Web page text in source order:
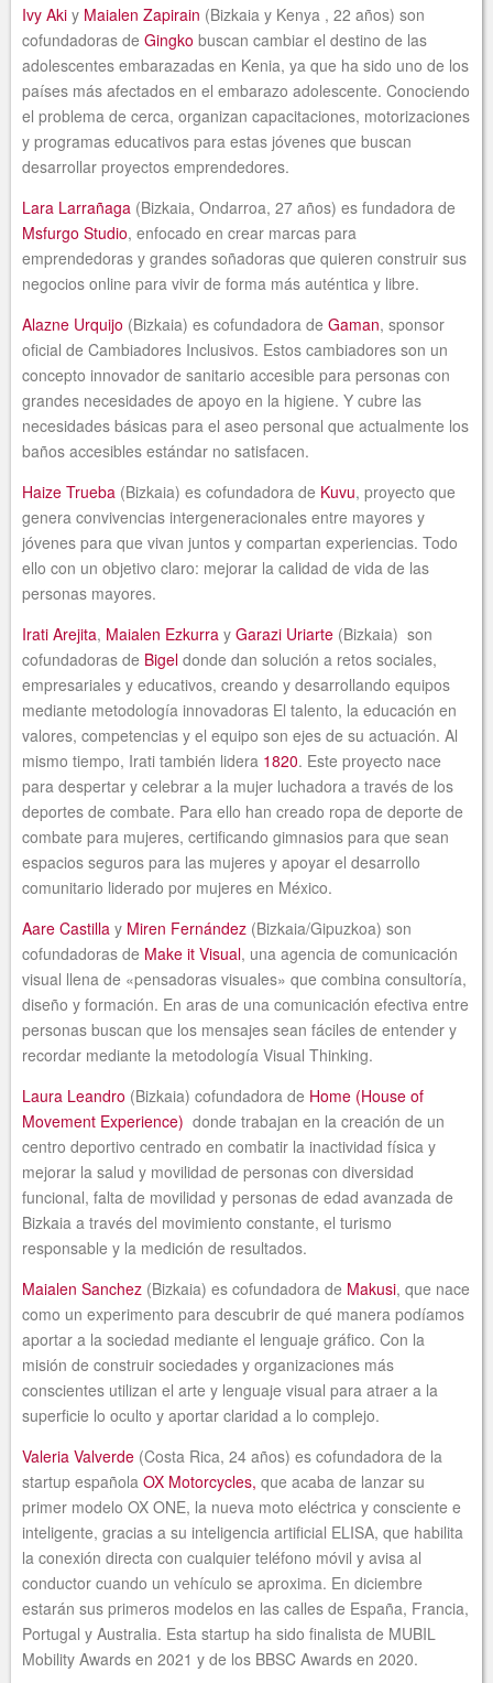
Ivy Aki y Maialen Zapirain (Bizkaia y Kenya , 22 años) son
cofundadoras de Gingko buscan cambiar el destino de las
adolescentes embarazadas en Kenia, ya que ha sido uno de los
países más afectados en el embarazo adolescente. Conociendo
el problema de cerca, organizan capacitaciones, motorizaciones
y programas educativos para estas jóvenes que buscan
desarrollar proyectos emprendedores.
Lara Larrañaga (Bizkaia, Ondarroa, 27 años) es fundadora de
Msfurgo Studio, enfocado en crear marcas para
emprendedoras y grandes soñadoras que quieren construir sus
negocios online para vivir de forma más auténtica y libre.
Alazne Urquijo (Bizkaia) es cofundadora de Gaman, sponsor
oficial de Cambiadores Inclusivos. Estos cambiadores son un
concepto innovador de sanitario accesible para personas con
grandes necesidades de apoyo en la higiene. Y cubre las
necesidades básicas para el aseo personal que actualmente los
baños accesibles estándar no satisfacen.
Haize Trueba (Bizkaia) es cofundadora de Kuvu, proyecto que
genera convivencias intergeneracionales entre mayores y
jóvenes para que vivan juntos y compartan experiencias. Todo
ello con un objetivo claro: mejorar la calidad de vida de las
personas mayores.
Irati Arejita, Maialen Ezkurra y Garazi Uriarte (Bizkaia) son
cofundadoras de Bigel donde dan solución a retos sociales,
empresariales y educativos, creando y desarrollando equipos
mediante metodología innovadoras El talento, la educación en
valores, competencias y el equipo son ejes de su actuación. Al
mismo tiempo, Irati también lidera 1820. Este proyecto nace
para despertar y celebrar a la mujer luchadora a través de los
deportes de combate. Para ello han creado ropa de deporte de
combate para mujeres, certificando gimnasios para que sean
espacios seguros para las mujeres y apoyar el desarrollo
comunitario liderado por mujeres en México.
Aare Castilla y Miren Fernández (Bizkaia/Gipuzkoa) son
cofundadoras de Make it Visual, una agencia de comunicación
visual llena de «pensadoras visuales» que combina consultoría,
diseño y formación. En aras de una comunicación efectiva entre
personas buscan que los mensajes sean fáciles de entender y
recordar mediante la metodología Visual Thinking.
Laura Leandro (Bizkaia) cofundadora de Home (House of
Movement Experience) donde trabajan en la creación de un
centro deportivo centrado en combatir la inactividad física y
mejorar la salud y movilidad de personas con diversidad
funcional, falta de movilidad y personas de edad avanzada de
Bizkaia a través del movimiento constante, el turismo
responsable y la medición de resultados.
Maialen Sanchez (Bizkaia) es cofundadora de Makusi, que nace
como un experimento para descubrir de qué manera podíamos
aportar a la sociedad mediante el lenguaje gráfico. Con la
misión de construir sociedades y organizaciones más
conscientes utilizan el arte y lenguaje visual para atraer a la
superficie lo oculto y aportar claridad a lo complejo.
Valeria Valverde (Costa Rica, 24 años) es cofundadora de la
startup española OX Motorcycles, que acaba de lanzar su
primer modelo OX ONE, la nueva moto eléctrica y consciente e
inteligente, gracias a su inteligencia artificial ELISA, que habilita
la conexión directa con cualquier teléfono móvil y avisa al
conductor cuando un vehículo se aproxima. En diciembre
estarán sus primeros modelos en las calles de España, Francia,
Portugal y Australia. Esta startup ha sido finalista de MUBIL
Mobility Awards en 2021 y de los BBSC Awards en 2020.